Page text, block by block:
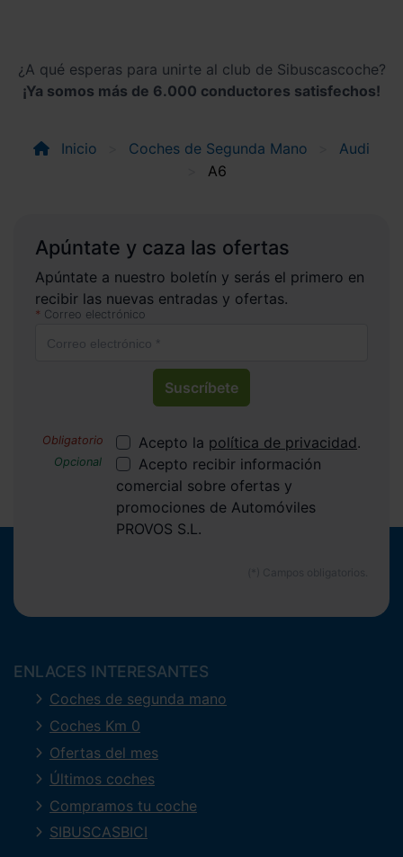
¿A qué esperas para unirte al club de Sibuscascoche?
¡Ya somos más de 6.000 conductores satisfechos!
Inicio Coches de Segunda Mano
Audi
A6
Apúntate y caza las ofertas
Apúntate a nuestro boletín y serás el primero en
recibir las nuevas entradas y ofertas.
Correo electrónico
Suscríbete
Acepto la política de privacidad.
Acepto recibir información
comercial sobre ofertas y
promociones de Automóviles
PROVOS S.L.
ENLACES INTERESANTES
Coches de segunda mano
Coches Km 0
Ofertas del mes
Últimos coches
Compramos tu coche
SIBUSCASBICI